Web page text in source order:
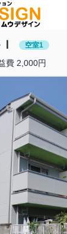
空室1
費 2,000円